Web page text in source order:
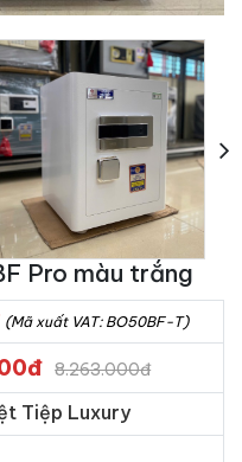
Pro màu trắng
(Mã xuất VAT: BO50BF-T)
8.263.000đ
Tiệp Luxury